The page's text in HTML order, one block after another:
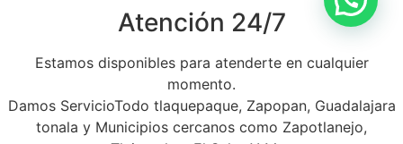
Atención 24/7
Estamos disponibles para atenderte en cualquier
momento.
Damos ServicioTodo tlaquepaque, Zapopan, Guadalajara
tonala y Municipios cercanos como Zapotlanejo,